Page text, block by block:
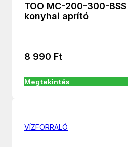
TOO MC-200-300-
konyhai aprító
8 990 Ft
Megtekintés
VÍZFORRALÓ